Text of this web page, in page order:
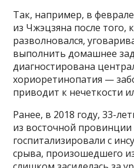
Так, например, в
из Чжэцзяна после того,
разволновался,
выполнить домашнее
диагностирована
хориоретинопатия —
приводит к нечеткости
Ранее, в 2018 году, 33-
из восточной провинции
госпитализировали с
срыва, произошедшего